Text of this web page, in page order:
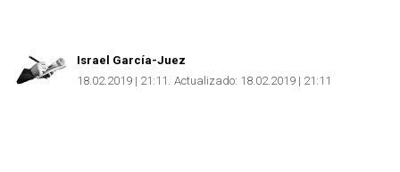
Israel García-Juez
18.02.2019 | 21:11 Actualizado: 18.02.2019 | 21:11